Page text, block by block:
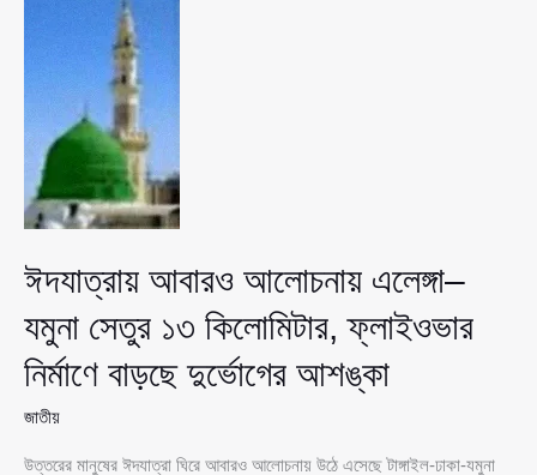
ঘণ্টা
সড়কেই
ঘরমুখো
মানুষের
ঈদযাত্রায় আবারও আলোচনায় এলেঙ্গা–
যমুনা সেতুর ১৩ কিলোমিটার, ফ্লাইওভার
নির্মাণে বাড়ছে দুর্ভোগের আশঙ্কা
জাতীয়
উত্তরের মানুষের ঈদযাত্রা ঘিরে আবারও আলোচনায় উঠে এসেছে টাঙ্গাইল-ঢাকা-যমুনা